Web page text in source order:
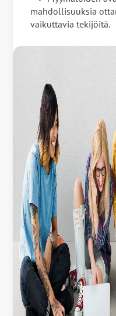
mahdollisuuksia
vaikuttavia tekijöitä.